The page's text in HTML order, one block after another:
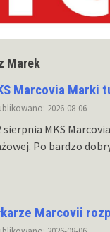
Marek
Marcovia Marki
2026-08-06
sierpnia MKS
Po bardzo
Marcovii